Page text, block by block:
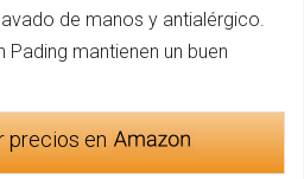
de manos y antialérgico.
Pading mantienen un buen
precios en